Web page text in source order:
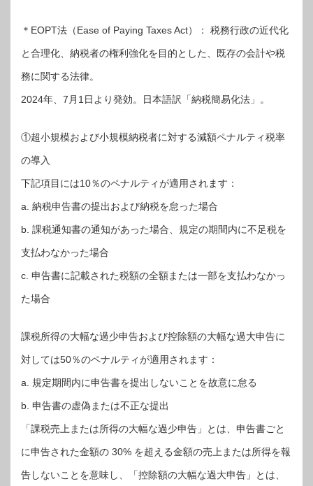
＊EOPT法（Ease of Paying Taxes Act）： 税務行政の近代化
と合理化、納税者の権利強化を目的とした、既存の会計や税
務に関する法律。
2024年、7月1日より発効。日本語訳「納税簡易化法」。
①超小規模および小規模納税者に対する減額ペナルティ税率
の導入
下記項目には10％のペナルティが適用されます：
a. 納税申告書の提出および納税を怠った場合
b. 課税通知書の通知があった場合、規定の期間内に不足税を
支払わなかった場合
c. 申告書に記載された税額の全額または一部を支払わなかっ
た場合
課税所得の大幅な過少申告および控除額の大幅な過大申告に
対しては50％のペナルティが適用されます：
a. 規定期間内に申告書を提出しないことを故意に怠る
b. 申告書の虚偽または不正な提出
「課税売上または所得の大幅な過少申告」とは、申告書ごと
に申告された金額の 30% を超える金額の売上または所得を報
告しないことを意味し、「控除額の大幅な過大申告」とは、